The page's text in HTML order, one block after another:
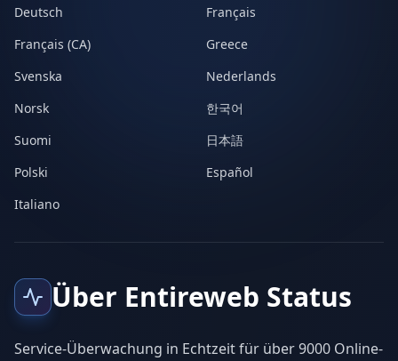
Deutsch
Français
Français (CA)
Greece
Svenska
Nederlands
Norsk
한국어
Suomi
日本語
Polski
Español
Italiano
Über Entireweb Status
Service-Überwachung in Echtzeit für über 9000 Online-